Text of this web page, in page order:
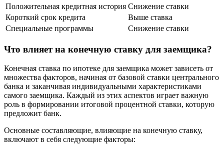
Положительная кредитная история Снижение ставки
Короткий срок кредита
Выше ставка
Специальные программы
Снижение ставки
Что влияет на конечную ставку для заемщика?
Конечная ставка по ипотеке для заемщика может зависеть от
множества факторов, начиная от базовой ставки центрального
банка и заканчивая индивидуальными характеристиками
самого заемщика. Каждый из этих аспектов играет важную
роль в формировании итоговой процентной ставки, которую
предложит банк.
Основные составляющие, влияющие на конечную ставку,
включают в себя следующие факторы: